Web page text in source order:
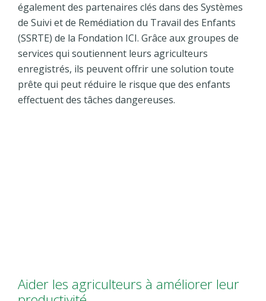
également des partenaires clés dans des Systèmes
de Suivi et de Remédiation du Travail des Enfants
(SSRTE) de la Fondation ICI. Grâce aux groupes de
services qui soutiennent leurs agriculteurs
enregistrés, ils peuvent offrir une solution toute
prête qui peut réduire le risque que des enfants
effectuent des tâches dangereuses.
Aider les agriculteurs à améliorer leur